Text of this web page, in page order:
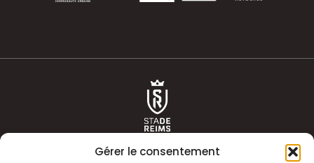
Gérer le consentement